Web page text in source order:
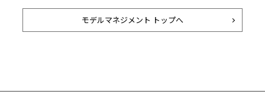
モデルマネジメント トップへ